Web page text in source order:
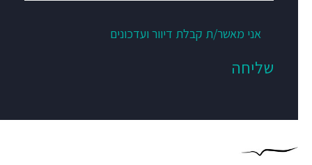
אני מאשר/ת קבלת דיוור ועדכונים